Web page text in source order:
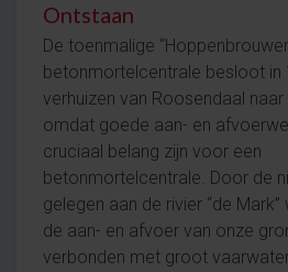
Ontstaan
De toenmalige
betonmortelcentrale besloot in
verhuizen van Roosendaal naar
omdat goede aan- en
cruciaal belang zijn voor een
betonmortelcentrale. Door de
gelegen aan de rivier “de
de aan- en afvoer van onze
verbonden met groot